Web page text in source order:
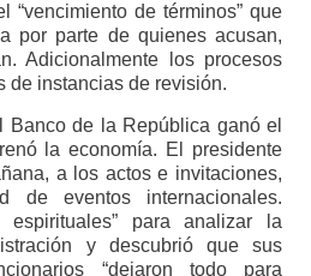
“vencimiento de términos” que
por parte de quienes acusan,
Adicionalmente los procesos
de instancias de revisión.
Banco de la República ganó el
la economía. El presidente
a los actos e invitaciones,
de eventos internacionales.
espirituales” para analizar la
y descubrió que sus
“dejaron todo para